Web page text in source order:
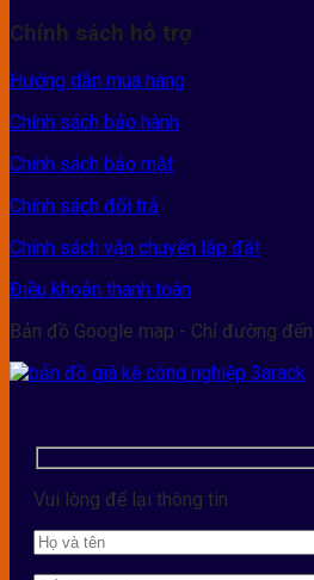
Chính sách hỗ trợ
Hướng dẫn mua hàng
Chính sách bảo hành
Chính sách bảo mật
Chính sách đổi trả
Chính sách vận chuyển lắp đặt
Điều khoản thanh toán
Bản đồ Google map - Chỉ đường
Vui lòng để lại thông tin